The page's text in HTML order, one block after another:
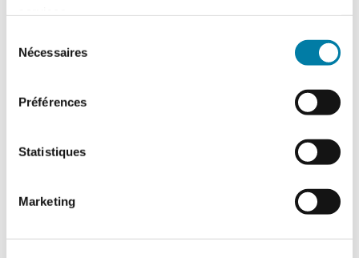
Nécessaires
Préférences
Statistiques
Marketing
Ajouter au panier Détails